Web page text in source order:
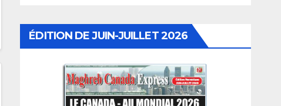
ÉDITION DE JUIN-JUILLET 2026